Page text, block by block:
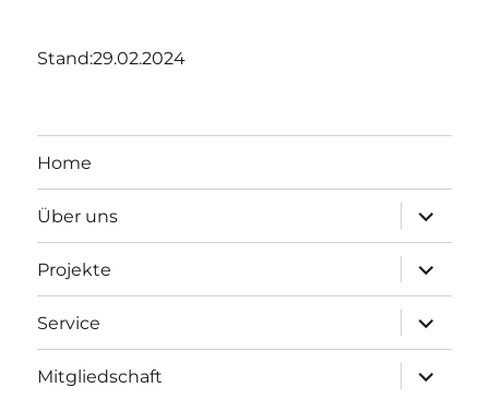
Stand:29.02.2024
Home
Über uns
anzeigen
Projekte
anzeigen
Service
anzeigen
Mitgliedschaft
anzeigen